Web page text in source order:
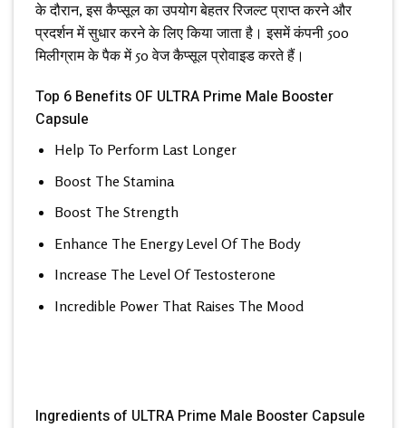
के दौरान, इस कैप्सूल का उपयोग बेहतर रिजल्ट प्राप्त करने और
प्रदर्शन में सुधार करने के लिए किया जाता है। इसमें कंपनी 500
मिलीग्राम के पैक में 50 वेज कैप्सूल प्रोवाइड करते हैं।
Top 6 Benefits OF ULTRA Prime Male Booster
Capsule
Help To Perform Last Longer
Boost The Stamina
Boost The Strength
Enhance The Energy Level Of The Body
Increase The Level Of Testosterone
Incredible Power That Raises The Mood
Ingredients of ULTRA Prime Male Booster Capsule